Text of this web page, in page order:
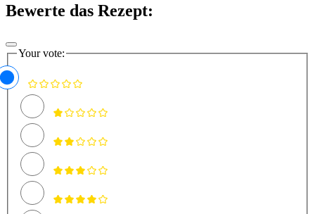
Bewerte das Rezept:
Your vote: